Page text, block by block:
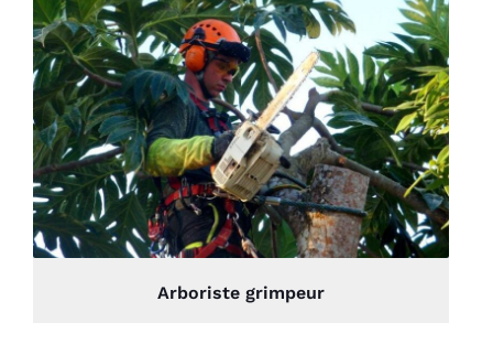
Arboriste grimpeur